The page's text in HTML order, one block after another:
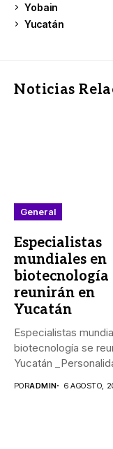
Yobain
Yucatán
Noticias
General
Especialistas
mundiales en
biotecnología
reunirán en
Yucatán
Especialistas
biotecnología se
Yucatán
PORADMIN 6 AGOSTO,